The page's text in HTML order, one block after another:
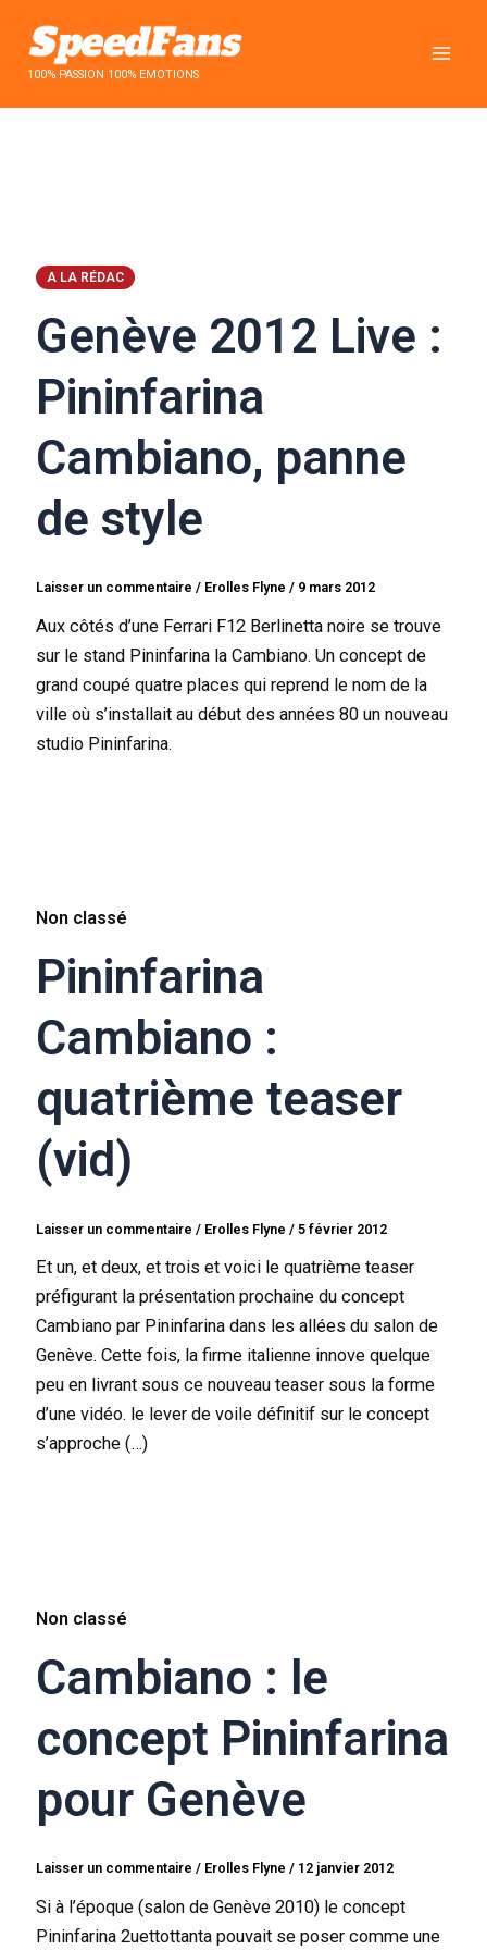
contenu100% PASSION 100% EMOTIONS
A LA RÉDAC
Genève 2012 Live :
Pininfarina
Cambiano, panne
de style
Laisser un commentaire / Erolles Flyne/ 9 mars 2012
Aux côtés d’une Ferrari F12 Berlinetta noire se trouve
sur le stand Pininfarina la Cambiano. Un concept de
grand coupé quatre places qui reprend le nom de la
ville où s’installait au début des années 80 un nouveau
studio Pininfarina.
Non classé
Pininfarina
Cambiano :
quatrième teaser
(vid)
Laisser un commentaire / Erolles Flyne/5 février 2012
Et un, et deux, et trois et voici le quatrième teaser
préfigurant la présentation prochaine du concept
Cambiano par Pininfarina dans les allées du salon de
Genève. Cette fois, la firme italienne innove quelque
peu en livrant sous ce nouveau teaser sous la forme
d’une vidéo. le lever de voile définitif sur le concept
s’approche (…)
Non classé
Cambiano : le
concept Pininfarina
pour Genève
Laisser un commentaire / Erolles Flyne/ 12 janvier 2012
Si à l’époque (salon de Genève 2010) le concept
Pininfarina 2uettottanta pouvait se poser comme une